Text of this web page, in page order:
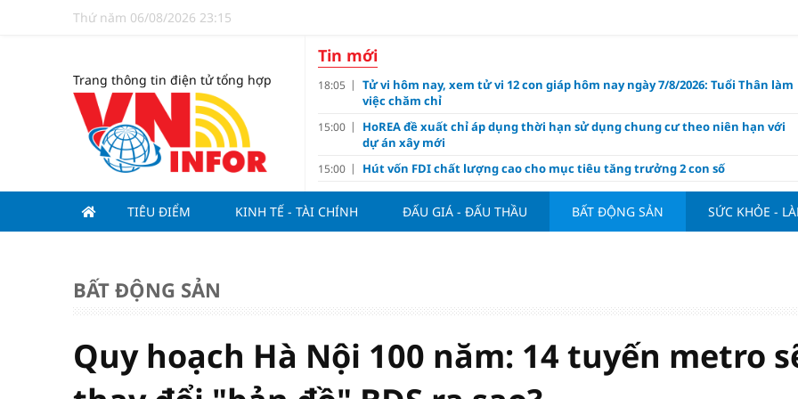
Thứ năm 06/08/2026 23:15
Trang thông tin điện tử tổng hợp
Tin mới
18:05
Tử vi hôm nay, xem tử vi 12 con giáp hôm nay ngày 7/8/2026: Tuổi Thân làm
việc chăm chỉ
15:00
HoREA đề xuất chỉ áp dụng thời hạn sử dụng chung cư theo niên hạn với
dự án xây mới
15:00 Hút vốn FDI chất lượng cao cho mục tiêu tăng trưởng 2 con số
13:15 Động lực nào để Việt Nam hiện thực hóa mục tiêu tăng trưởng 10%?
13:00 Nghiên cứu tính tiền gửi Kho bạc vào nguồn vốn huy động của ngân hàng
nảy lửa của Hoàng Hên
09:15 Đề xuất đưa kim cương vào ngành nghề kinh doanh có điều kiện như vàng
TIÊU ĐIỂM KINH TẾ - TÀI CHÍNH ĐẤU GIÁ - ĐẤU THẦU BẤT ĐỘNG SẢN SỨC KHỎE -
BẤT ĐỘNG SẢN
Quy hoạch Hà Nội 100 năm: 14 tuyến metro